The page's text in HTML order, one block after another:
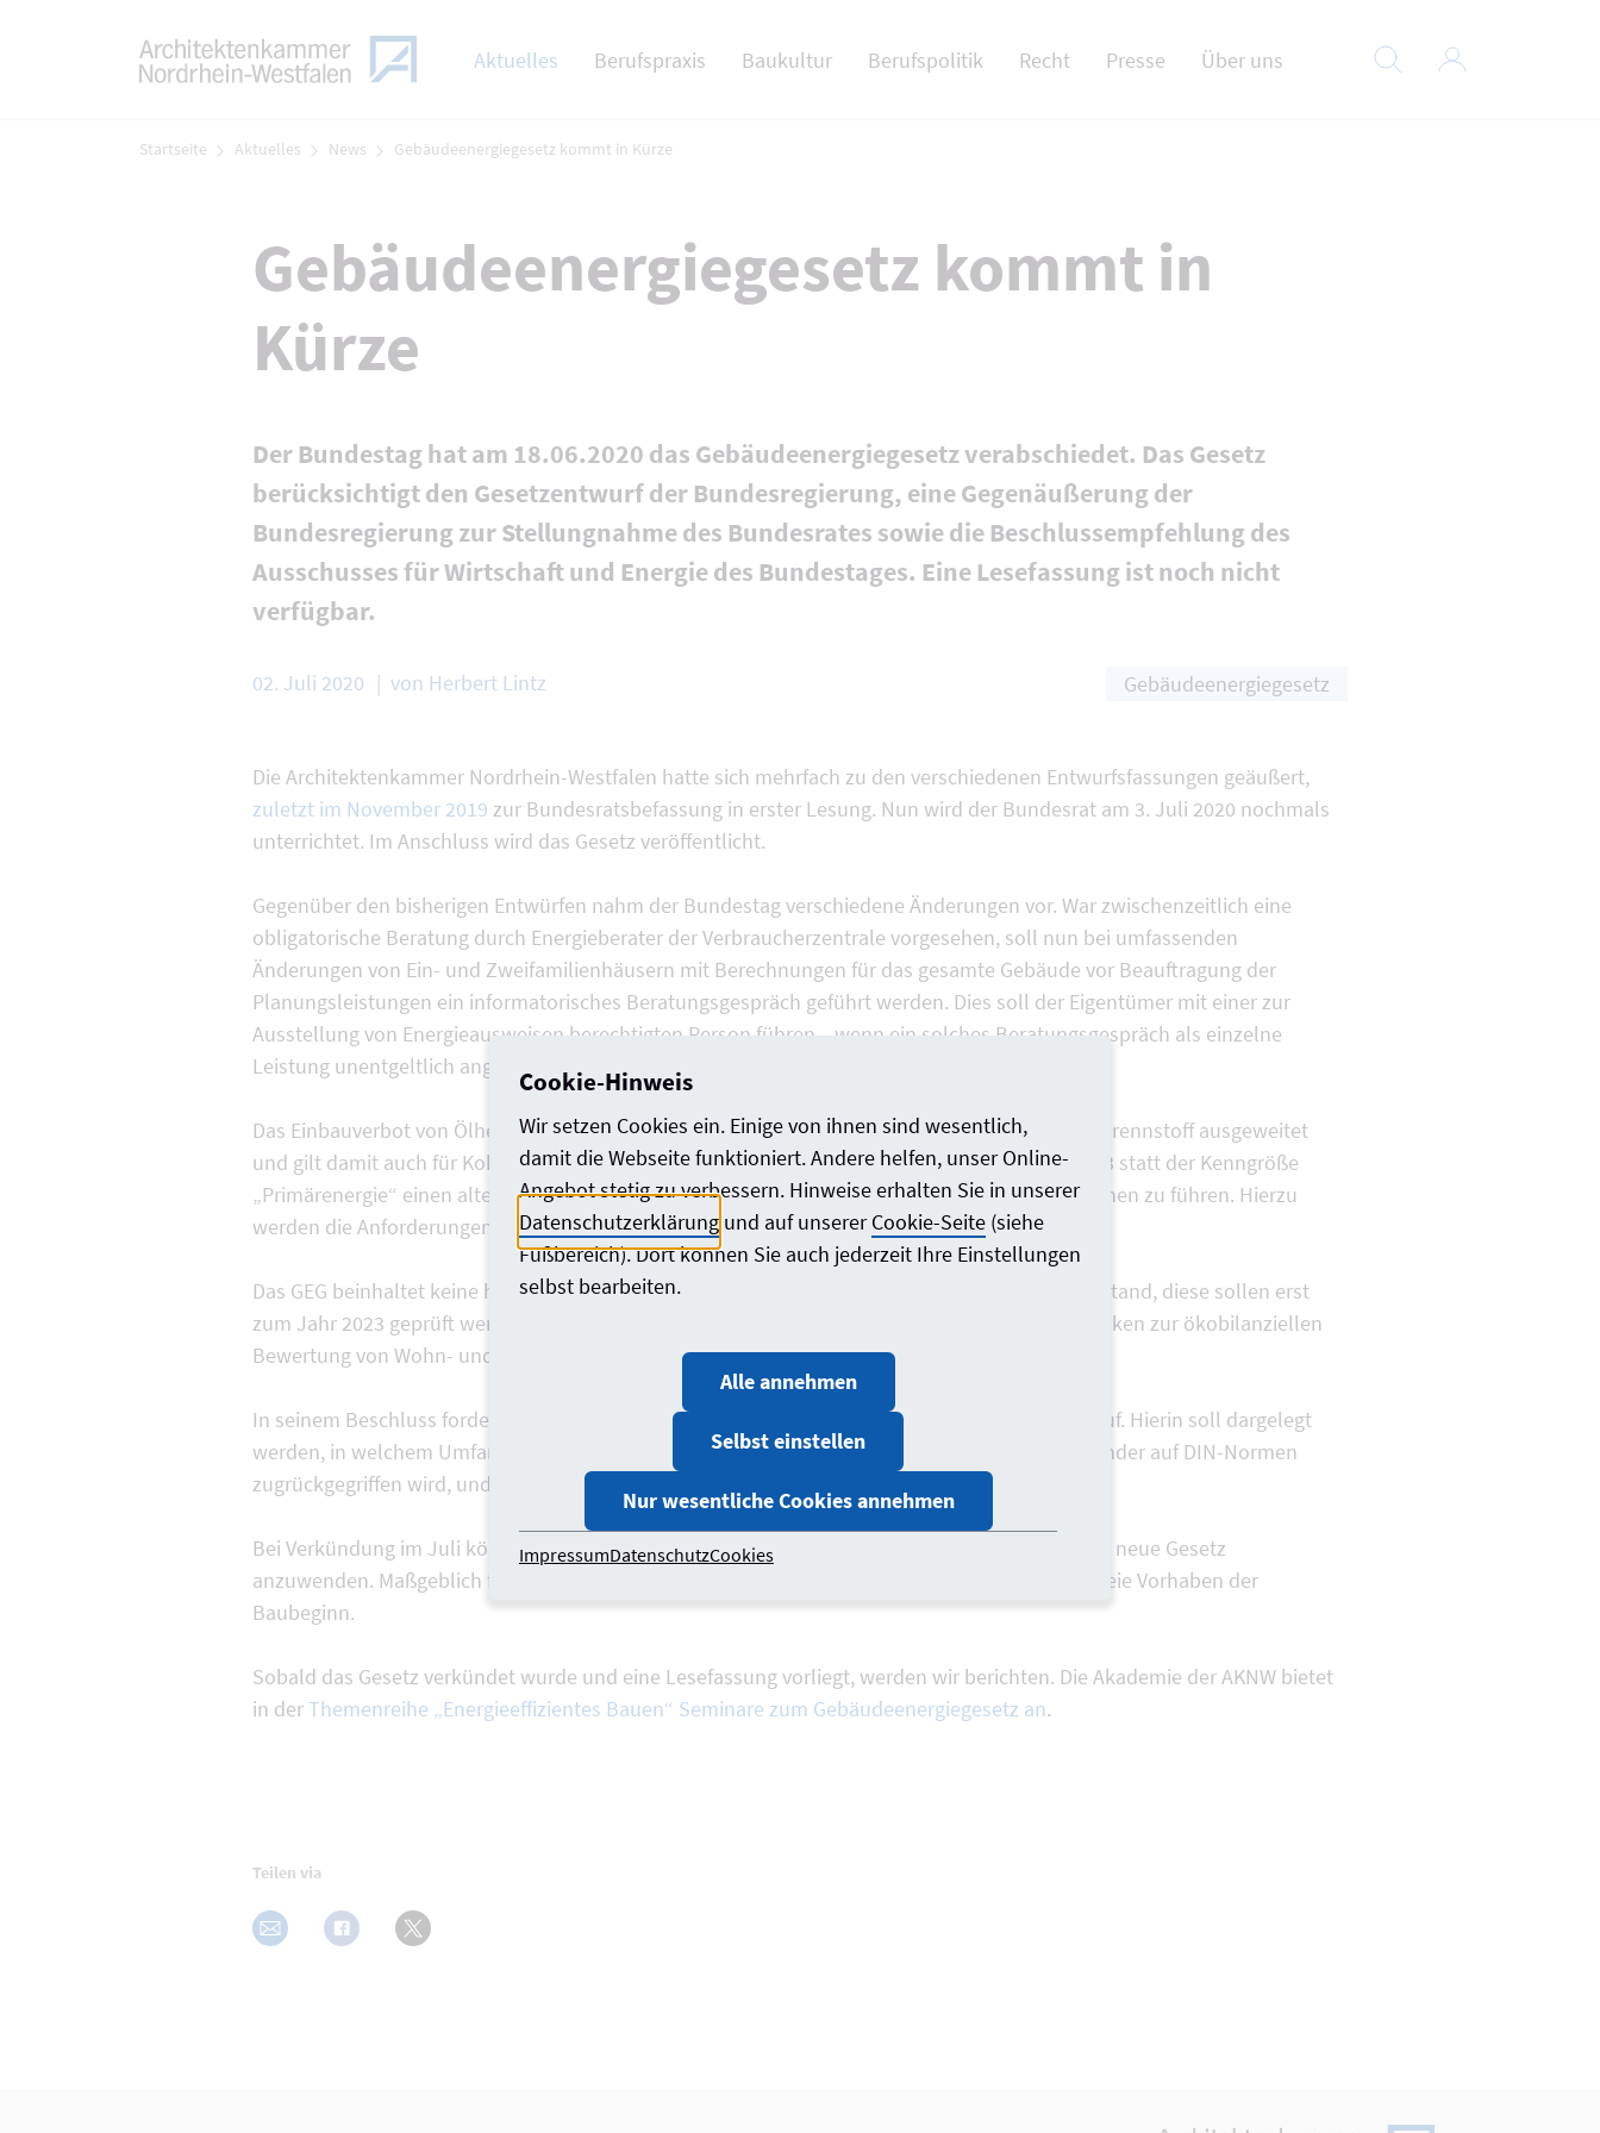
Aktuelles
Berufspraxis Baukultur Berufspolitik Recht Presse Über uns
Startseite Aktuelles News Gebäudeenergiegesetz kommt in Kürze
Gebäudeenergiegesetz kommt in
Kürze
Der Bundestag hat am 18.06.2020 das Gebäudeenergiegesetz verabschiedet. Das Gesetz
berücksichtigt den Gesetzentwurf der Bundesregierung, eine Gegenäußerung der
Bundesregierung zur Stellungnahme des Bundesrates sowie die Beschlussempfehlung des
Ausschusses für Wirtschaft und Energie des Bundestages. Eine Lesefassung ist noch nicht
verfügbar.
02. Juli 2020 von Herbert Lintz Gebäudeenergiegesetz
Die Architektenkammer Nordrhein-Westfalen hatte sich mehrfach zu den verschiedenen Entwurfsfassungen geäußert,
zuletzt im November 2019 zur Bundesratsbefassung in erster Lesung. Nun wird der Bundesrat am 3. Juli 2020 nochmals
unterrichtet. Im Anschluss wird das Gesetz veröffentlicht.
Gegenüber den bisherigen Entwürfen nahm der Bundestag verschiedene Änderungen vor. War zwischenzeitlich eine
obligatorische Beratung durch Energieberater der Verbraucherzentrale vorgesehen, soll nun bei umfassenden
Änderungen von Ein- und Zweifamilienhäusern mit Berechnungen für das gesamte Gebäude vor Beauftragung der
Planungsleistungen ein informatorisches Beratungsgespräch geführt werden. Dies soll der Eigentümer mit einer zur
Ausstellung von Energieausweisen berechtigten Person führen, „wenn ein solches Beratungsgespräch als einzelne
Leistung unentgeltlich angeboten wird.“
Das Einbauverbot von Ölheizungen ab dem Jahr 2026 wird auf Heizkessel mit festem fossilem Brennstoff ausgeweitet
und gilt damit auch für Kohleheizungen. Die Innovationsklausel ermöglicht es, befristet bis 2023 statt der Kenngröße
„Primärenergie“ einen alternativen Nachweis der Anforderungen über die Treibhausgasemissionen zu führen. Hierzu
werden die Anforderungen an den baulichen Wärmeschutz um 20 % reduziert.
Das GEG beinhaltet keine höheren energetischen Anforderungen an Neubauten und an den Bestand, diese sollen erst
zum Jahr 2023 geprüft werden. Hierzu soll u.a. Ergebnisse von Forschungsprojekten zu Methodiken zur ökobilanziellen
Bewertung von Wohn- und Nichtwohngebäuden ausgewertet werden.
In seinem Beschluss forderte der Deutsche Bundestag die Bundesregierung zu einem Bericht auf. Hierin soll dargelegt
werden, in welchem Umfang in Deutschland durch rechtliche Vorgaben des Bundes und der Länder auf DIN-Normen
zugrückgegriffen wird, und wie der Zugang dazu erleichtert werden kann.
Bei Verkündung im Juli könnte das Gesetz am 1. Oktober 2020 in Kraft treten. Ab dann wäre das neue Gesetz
anzuwenden. Maßgeblich für Bauanträge ist der Zeitpunkt des Bauantrags, für genehmigungsfreie Vorhaben der
Baubeginn.
Sobald das Gesetz verkündet wurde und eine Lesefassung vorliegt, werden wir berichten. Die Akademie der AKNW bietet
in derThemenreihe „Energieeffizientes Bauen“ Seminare zum Gebäudeenergiegesetz an.
Teilen via
Cookie-Hinweis
Wir setzen Cookies ein. Einige von ihnen sind wesentlich,
damit die Webseite funktioniert. Andere helfen, unser Online-
Angebot stetig zu verbessern. Hinweise erhalten Sie in unserer
Datenschutzerklärung und auf unsererCookie-Seite (siehe
Fußbereich). Dort können Sie auch jederzeit Ihre Einstellungen
selbst bearbeiten.
Alle annehmen
Selbst einstellen
Nur wesentliche Cookies annehmen
ImpressumDatenschutzCookies